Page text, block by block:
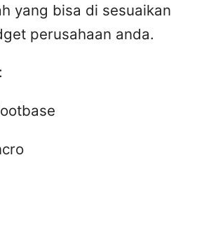
yang bisa di sesuaikan
perusahaan anda.